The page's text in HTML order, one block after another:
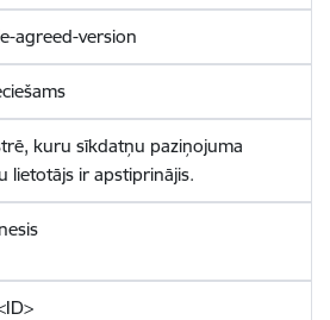
agreed-version
kuru sīkdatņu paziņojuma
lietotājs ir apstiprinājis.